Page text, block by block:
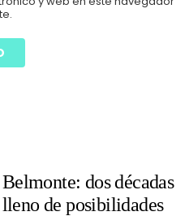
dos décadas
de posibilidades